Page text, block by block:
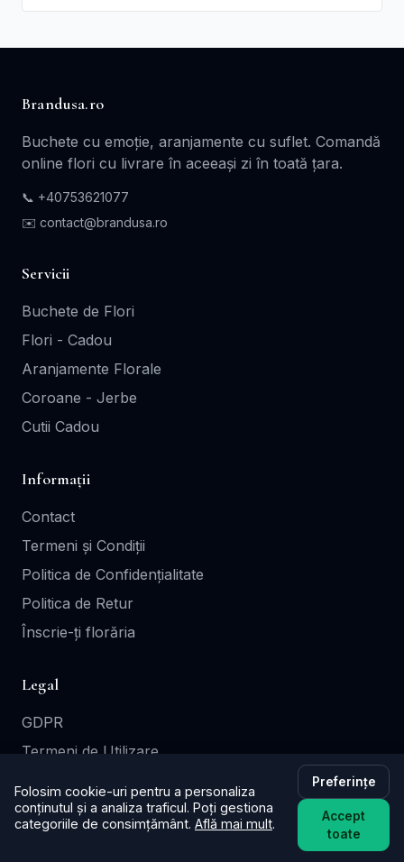
Brandusa.ro
Buchete cu emoție, aranjamente cu suflet. Comandă
online flori cu livrare în aceeași zi în toată țara.
📞 +40753621077
✉️ contact@brandusa.ro
Servicii
Buchete de Flori
Flori - Cadou
Aranjamente Florale
Coroane - Jerbe
Cutii Cadou
Informații
Contact
Termeni și Condiții
Politica de Confidențialitate
Politica de Retur
Înscrie-ți florăria
Legal
GDPR
Termeni de Utilizare
site realizat și găzduit de wsgratis.ro
Folosim cookie-uri pentru a personaliza
conținutul și a analiza traficul. Poți gestiona
categoriile de consimțământ. Află mai mult.
Preferințe
Accept
toate